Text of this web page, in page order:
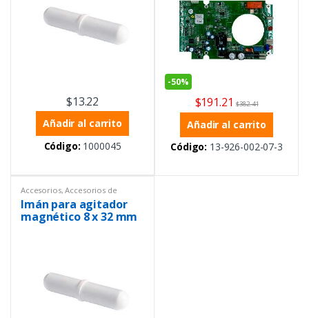
$13.22
Añadir al carrito
Código: 1000045
-50%
$191.21 $382.41
Añadir al carrito
Código: 13-926-002-07-3
Accesorios,Accesorios de
laboratorio Agitadores Equipos
de Laboratorio ,Varios
Imán para agitador
magnético 8 x 32 mm